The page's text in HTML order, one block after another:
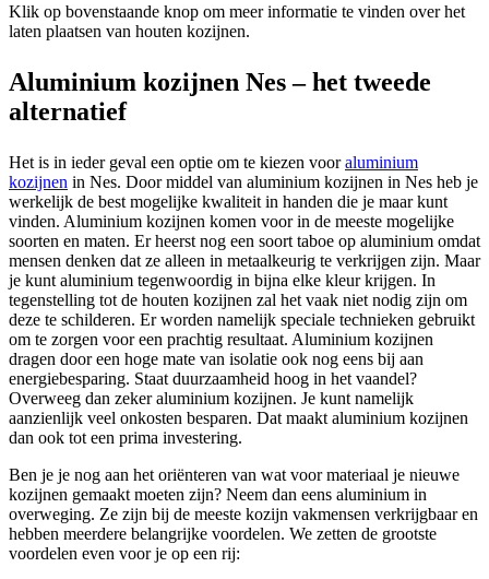
Klik op bovenstaande knop om meer informatie te vinden over het
laten plaatsen van houten kozijnen.
Aluminium kozijnen Nes – het tweede
alternatief
Het is in ieder geval een optie om te kiezen vooraluminium
kozijnen in Nes. Door middel van aluminium kozijnen in Nes heb je
werkelijk de best mogelijke kwaliteit in handen die je maar kunt
vinden. Aluminium kozijnen komen voor in de meeste mogelijke
soorten en maten. Er heerst nog een soort taboe op aluminium omdat
mensen denken dat ze alleen in metaalkeurig te verkrijgen zijn. Maar
je kunt aluminium tegenwoordig in bijna elke kleur krijgen. In
tegenstelling tot de houten kozijnen zal het vaak niet nodig zijn om
deze te schilderen. Er worden namelijk speciale technieken gebruikt
om te zorgen voor een prachtig resultaat. Aluminium kozijnen
dragen door een hoge mate van isolatie ook nog eens bij aan
energiebesparing. Staat duurzaamheid hoog in het vaandel?
Overweeg dan zeker aluminium kozijnen. Je kunt namelijk
aanzienlijk veel onkosten besparen. Dat maakt aluminium kozijnen
dan ook tot een prima investering.
Ben je je nog aan het oriënteren van wat voor materiaal je nieuwe
kozijnen gemaakt moeten zijn? Neem dan eens aluminium in
overweging. Ze zijn bij de meeste kozijn vakmensen verkrijgbaar en
hebben meerdere belangrijke voordelen. We zetten de grootste
voordelen even voor je op een rij: